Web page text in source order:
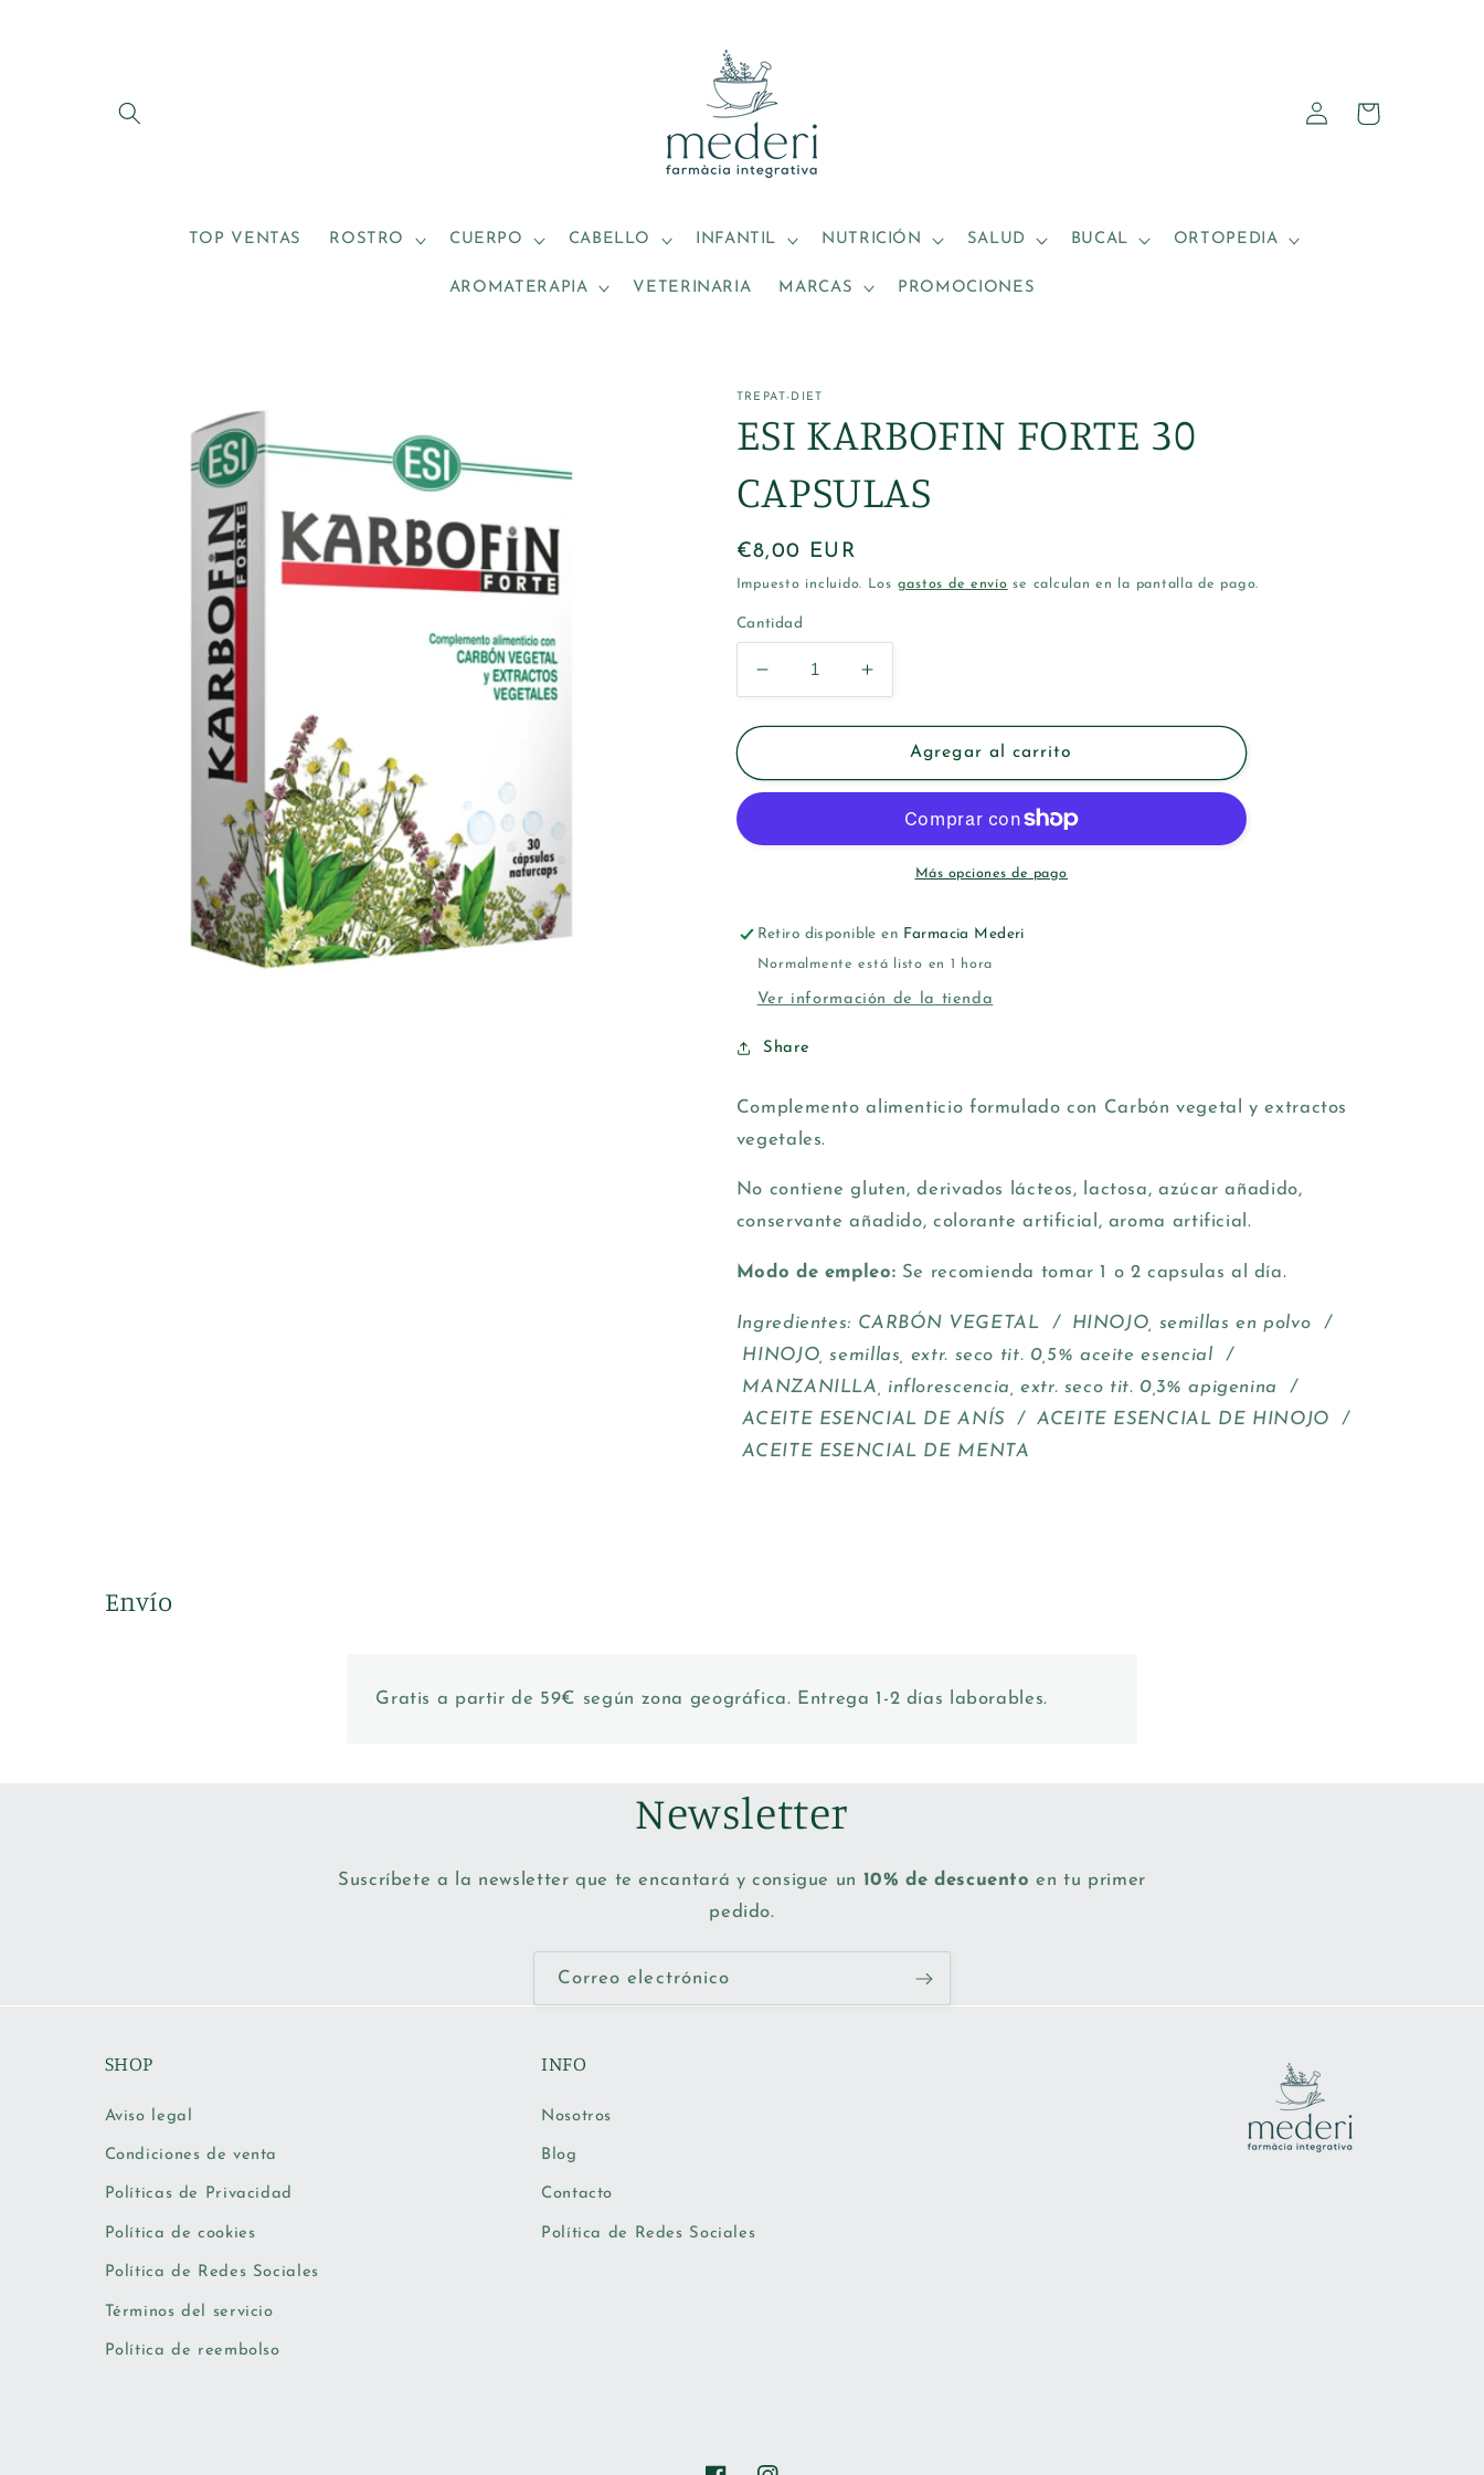
TOP VENTAS ROSTRO CUERPO CABELLO INFANTIL NUTRICIÓN SALUD BUCAL ORTOPEDIA
AROMATERAPIA VETERINARIA MARCAS PROMOCIONES
Iniciar
sesión
Carrito
información
del producto
TREPAT-DIET
ESI KARBOFIN FORTE 30
CAPSULAS
Precio
habitual
€8,00 EUR
Impuesto incluido. Los gastos de envío se calculan en la pantalla de pago.
Cantidad
Reducir
cantidad
para
KARBOFIN
FORTE
CAPSULAS
Aumentar
cantidad
para
KARBOFIN
CAPSULAS
Agregar al carrito
Más opciones de pago
Retiro disponible en Farmacia Mederi
Normalmente está listo en 1 hora
Ver información de la tienda
Share
Complemento alimenticio formulado con Carbón vegetal y extractos
vegetales.
No contiene g luten, derivados lácteos, lactosa, azúcar añadido,
conservante añadido, colorante artificial, aroma artificial.
Modo de empleo: Se recomienda tomar 1 o 2 capsulas al día.
Ingredientes: CARBÓN VEGETAL / HINOJO, semillas en polvo /
HINOJO, semillas, extr. seco tit. 0,5% aceite esencial /
MANZANILLA, inflorescencia, extr. seco tit. 0,3% apigenina /
ACEITE ESENCIAL DE ANÍS / ACEITE ESENCIAL DE HINOJO /
ACEITE ESENCIAL DE MENTA
Envío
Gratis a partir de 59€ según zona geográfica. Entrega 1-2 días laborables.
Newsletter
Suscríbete a la newsletter que te encantará y consigue un 10% de descuentoen tu primer
pedido.
Correo electrónico
SHOP
Aviso legal
Condiciones de venta
Políticas de Privacidad
Política de cookies
Política de Redes Sociales
Términos del servicio
Política de reembolso
INFO
Nosotros
Blog
Contacto
Política de Redes Sociales